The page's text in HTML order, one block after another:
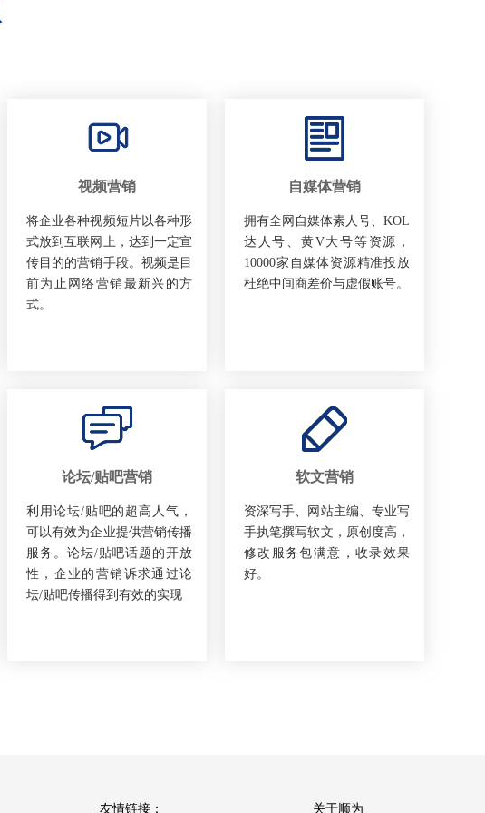
视频营销
将企业各种视频短片以各种形
式放到互联网上，达到一定宣
传目的的营销手段。视频是目
前为止网络营销最新兴的方
式。
自媒体营销
拥有全网自媒体素人号、KOL
达人号、黄V大号等资源，
10000家自媒体资源精准投放
杜绝中间商差价与虚假账号。
论坛/贴吧营销
利用论坛/贴吧的超高人气，
可以有效为企业提供营销传播
服务。论坛/贴吧话题的开放
性，企业的营销诉求通过论
坛/贴吧传播得到有效的实现
软文营销
资深写手、网站主编、专业写
手执笔撰写软文，原创度高，
修改服务包满意，收录效果
好。
友情链接： 关于顺为